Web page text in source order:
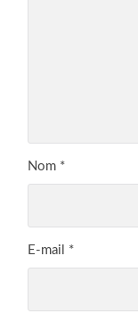
Nom *
E-mail *